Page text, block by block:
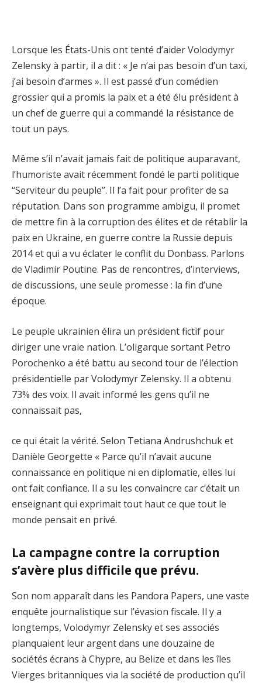
Lorsque les États-Unis ont tenté d’aider Volodymyr
Zelensky à partir, il a dit : « Je n’ai pas besoin d’un taxi,
j’ai besoin d’armes ». Il est passé d’un comédien
grossier qui a promis la paix et a été élu président à
un chef de guerre qui a commandé la résistance de
tout un pays.
Même s’il n’avait jamais fait de politique auparavant,
l’humoriste avait récemment fondé le parti politique
“Serviteur du peuple”. Il l’a fait pour profiter de sa
réputation. Dans son programme ambigu, il promet
de mettre fin à la corruption des élites et de rétablir la
paix en Ukraine, en guerre contre la Russie depuis
2014 et qui a vu éclater le conflit du Donbass. Parlons
de Vladimir Poutine. Pas de rencontres, d’interviews,
de discussions, une seule promesse : la fin d’une
époque.
Le peuple ukrainien élira un président fictif pour
diriger une vraie nation. L’oligarque sortant Petro
Porochenko a été battu au second tour de l’élection
présidentielle par Volodymyr Zelensky. Il a obtenu
73% des voix. Il avait informé les gens qu’il ne
connaissait pas,
ce qui était la vérité. Selon Tetiana Andrushchuk et
Danièle Georgette « Parce qu’il n’avait aucune
connaissance en politique ni en diplomatie, elles lui
ont fait confiance. Il a su les convaincre car c’était un
enseignant qui exprimait tout haut ce que tout le
monde pensait en privé.
La campagne contre la corruption
s’avère plus difficile que prévu.
Son nom apparaît dans les Pandora Papers, une vaste
enquête journalistique sur l’évasion fiscale. Il y a
longtemps, Volodymyr Zelensky et ses associés
planquaient leur argent dans une douzaine de
sociétés écrans à Chypre, au Belize et dans les îles
Vierges britanniques via la société de production qu’il